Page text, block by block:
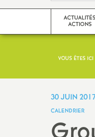
ACTUALITÉS
ACTIONS
Actions
VOUS ÊTES ICI
30 JUIN
CALENDRIER